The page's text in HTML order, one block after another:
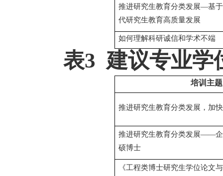
推进研究生教育分类发展—基
代研究生教育高质量发展
如何理解科研诚信和学术不端
表3 建议专业学
培训主题
推进研究生教育分类发展，加
推进研究生教育分类发展——企
硕博士
《工程类博士研究生学位论文